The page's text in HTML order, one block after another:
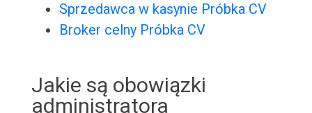
Sprzedawca w kasynie Próbka CV
Broker celny Próbka CV
Jakie są obowiązki
administratora